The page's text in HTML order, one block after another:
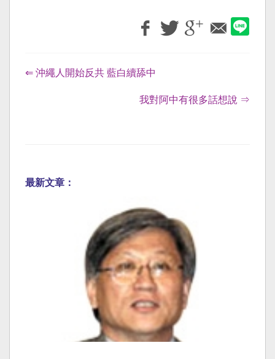
⇐ 沖繩人開始反共 藍白續舔中
我對阿中有很多話想說 ⇒
最新文章：